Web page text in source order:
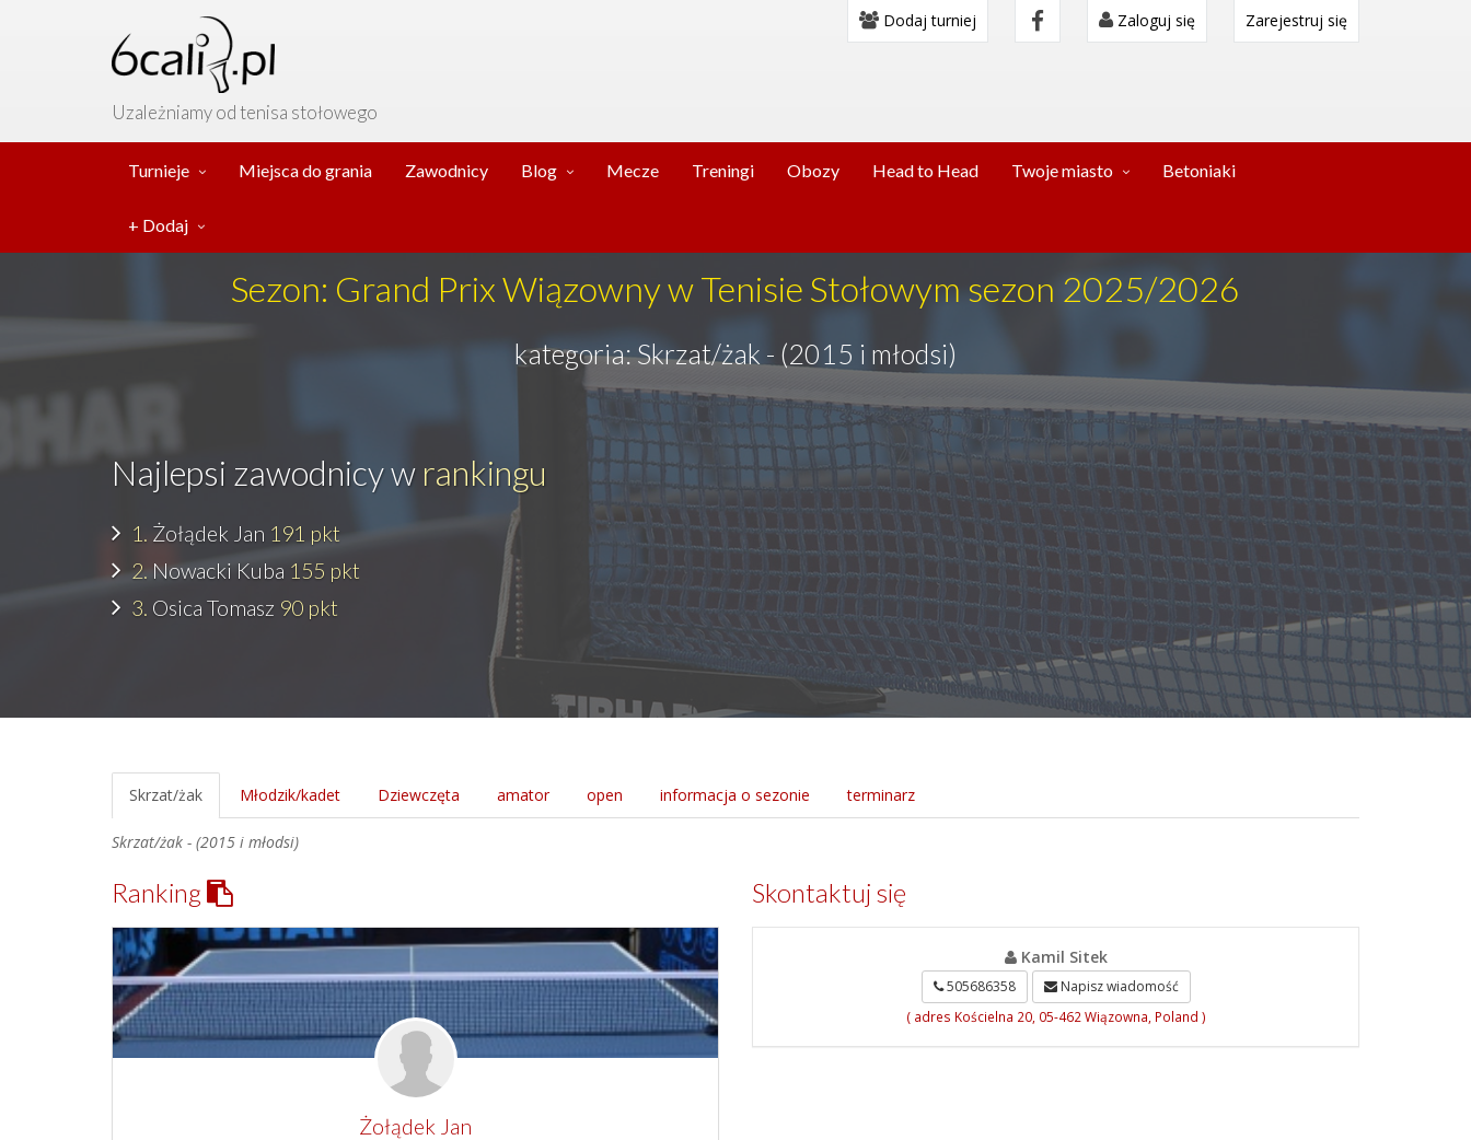
Uzależniamy od tenisa stołowego
Dodaj turniej Zaloguj się Zarejestruj się
Turnieje Miejsca do grania Zawodnicy Blog Mecze Treningi Obozy Head to Head Twoje miasto Betoniaki
+ Dodaj
Sezon: Grand Prix Wiązowny w Tenisie Stołowym sezon 2025/2026
kategoria: Skrzat/żak - (2015 i młodsi)
Najlepsi zawodnicy w rankingu
1. Żołądek Jan 191 pkt
2. Nowacki Kuba 155 pkt
3. Osica Tomasz 90 pkt
Skrzat/żak Młodzik/kadet Dziewczęta amator open informacja o sezonie terminarz
Skrzat/żak - (2015 i młodsi)
Ranking
Żołądek Jan
Skontaktuj się
Kamil Sitek
505686358 Napisz wiadomość
( adres Kościelna 20, 05-462 Wiązowna, Poland )